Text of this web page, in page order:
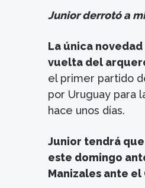
Junior derrotó a
La única
vuelta del
el primer partido
por Uruguay para
hace unos días.
Junior tendrá
este domingo
Manizales ante el